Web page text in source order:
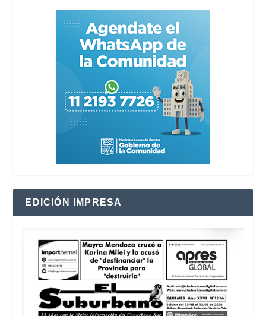
EDICIÓN IMPRESA